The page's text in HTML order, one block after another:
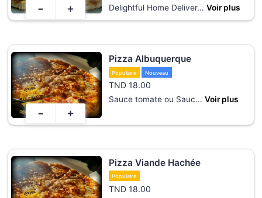
Delightful Home Deliver... Voir plus
- +
Pizza Albuquerque
Populaire Nouveau
TND 18.00
Sauce tomate ou Sauc... Voir plus
- +
Pizza Viande Hachée
Populaire
TND 18.00